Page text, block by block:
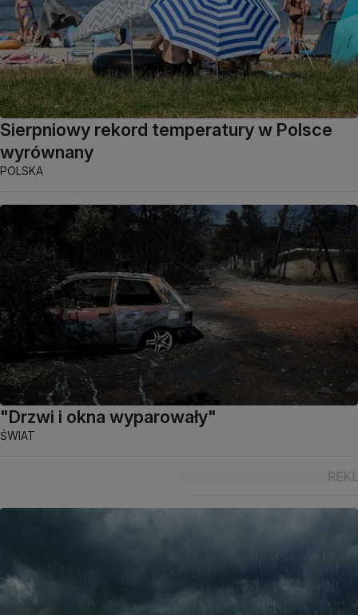
Sierpniowy rekord temperatury w Polsce
wyrównany
POLSKA
"Drzwi i okna wyparowały"
ŚWIAT